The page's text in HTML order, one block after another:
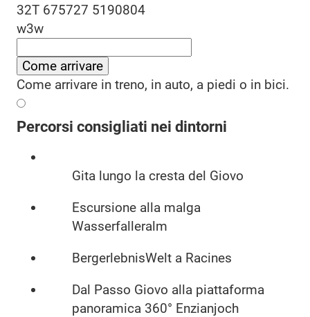
32T 675727 5190804
w3w
Come arrivare
Come arrivare in treno, in auto, a piedi o in bici.
Percorsi consigliati nei dintorni
Gita lungo la cresta del Giovo
Escursione alla malga
Wasserfalleralm
BergerlebnisWelt a Racines
Dal Passo Giovo alla piattaforma
panoramica 360° Enzianjoch